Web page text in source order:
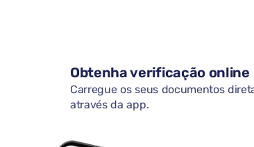
Obtenha verificação online
Carregue os seus documentos
através da app.